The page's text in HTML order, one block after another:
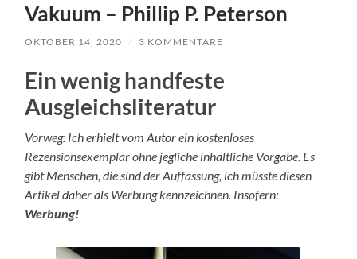
Vakuum – Phillip P. Peterson
OKTOBER 14, 2020 / 3 KOMMENTARE
Ein wenig handfeste
Ausgleichsliteratur
Vorweg: Ich erhielt vom Autor ein kostenloses
Rezensionsexemplar ohne jegliche inhaltliche Vorgabe. Es
gibt Menschen, die sind der Auffassung, ich müsste diesen
Artikel daher als Werbung kennzeichnen. Insofern:
Werbung!